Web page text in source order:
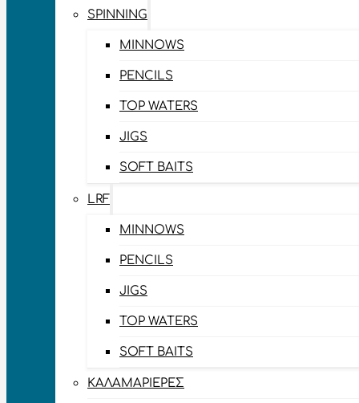
SPINNING
MINNOWS
PENCILS
TOP WATERS
JIGS
SOFT BAITS
LRF
MINNOWS
PENCILS
JIGS
TOP WATERS
SOFT BAITS
ΚΑΛΑΜΑΡΙΈΡΕΣ